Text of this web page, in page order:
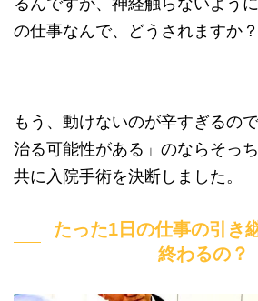
の仕事なんで、どうされますか？
もう、動けないのが辛すぎるの
治る可能性がある」のならそっ
共に入院手術を決断しました。
たった1日の仕事の引き
終わるの？